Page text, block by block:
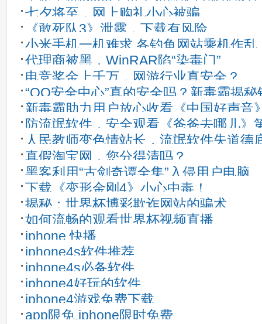
七夕将至，网上购礼小心被骗
《敢死队3》泄露，下载有风险
小米手机一机难求 各钓鱼网站乘机作乱
代理商被黑，WinRAR陷“染毒门”
电竞奖金上千万，网游行业真安全？
“QQ安全中心”真的安全吗？新毒霸揭
幕
新毒霸助力用户放心收看《中国好声音
防流氓软件，安全观看《爸爸去哪儿》
人民教师变色情站长，流氓软件失道德
真假淘宝网，您分得清吗？
黑客利用“古剑奇谭全集”入侵用户电脑
下载《变形金刚4》小心中毒！
揭秘：世界杯博彩欺诈网站的骗术
如何流畅的观看世界杯视频直播
iphone 快播
iphone4s软件推荐
iphone4s必备软件
iphone4好玩的软件
iphone4游戏免费下载
app限免,iphone限时免费